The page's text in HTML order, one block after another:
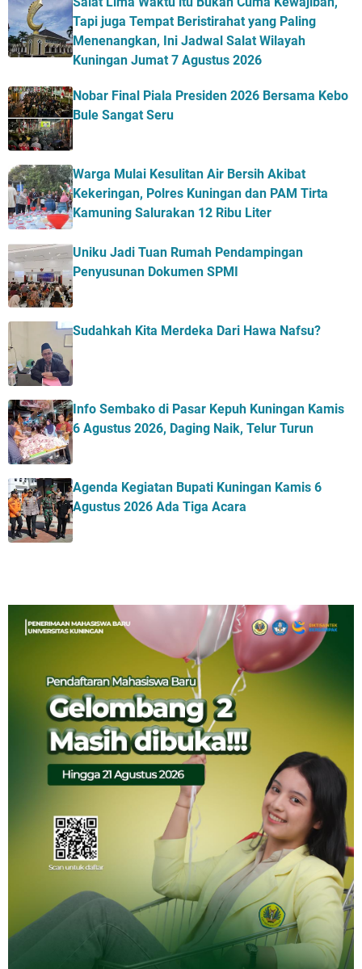
Tapi juga Tempat Beristirahat yang Paling
Menenangkan, Ini Jadwal Salat Wilayah
Kuningan Jumat 7 Agustus 2026
Nobar Final Piala Presiden 2026 Bersama Kebo
Bule Sangat Seru
Warga Mulai Kesulitan Air Bersih Akibat
Kekeringan, Polres Kuningan dan PAM Tirta
Kamuning Salurakan 12 Ribu Liter
Uniku Jadi Tuan Rumah Pendampingan
Penyusunan Dokumen SPMI
Sudahkah Kita Merdeka Dari Hawa Nafsu?
Info Sembako di Pasar Kepuh Kuningan Kamis
6 Agustus 2026, Daging Naik, Telur Turun
Agenda Kegiatan Bupati Kuningan Kamis 6
Agustus 2026 Ada Tiga Acara